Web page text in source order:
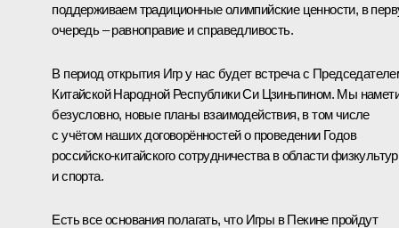
поддерживаем традиционные олимпийские ценности, в
очередь – равноправие и справедливость.
В период открытия Игр у нас будет встреча с
Китайской Народной Республики Си Цзиньпином. Мы
безусловно, новые планы взаимодействия, в том числе
с учётом наших договорённостей о проведении Годов
российско-китайского сотрудничества в области
и спорта.
Есть все основания полагать, что Игры в Пекине пройдут